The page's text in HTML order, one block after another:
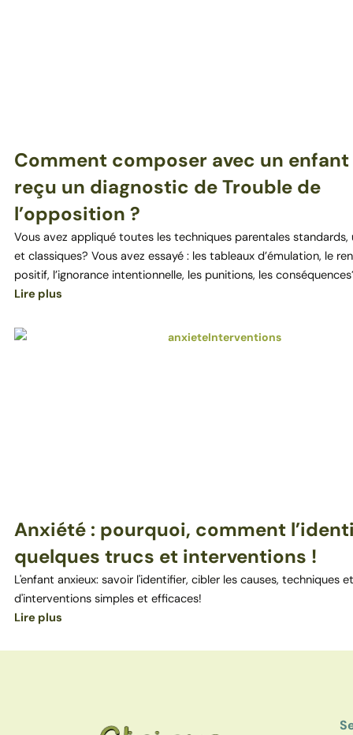
Comment composer avec un
reçu un diagnostic de Trouble de
l’opposition ?
Vous avez appliqué toutes les techniques parentales standards,
et classiques? Vous avez essayé : les tableaux d’émulation, le
positif, l’ignorance intentionnelle, les punitions, les
Lire plus
Anxiété : pourquoi, comment
quelques trucs et interventions !
L'enfant anxieux: savoir l'identifier, cibler les causes, techniques
d'interventions simples et efficaces!
Lire plus